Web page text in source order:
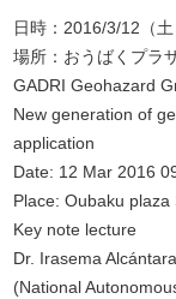
日時：2016/3/12（
場所：おうばくプラ
GADRI Geohazard
New generation of
application
Date: 12 Mar 2016
Place: Oubaku
Key note lecture
Dr. Irasema
(National